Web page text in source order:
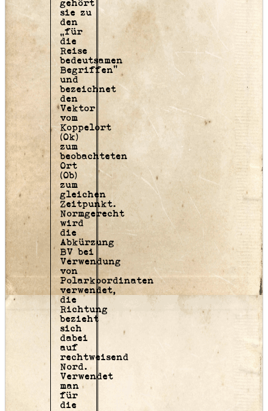
gehört
sie zu
den
„für
die
Reise
bedeutsamen
Begriffen“
und
bezeichnet
den
Vektor
vom
Koppelort
(Ok)
zum
beobachteten
Ort
(Ob)
zum
gleichen
Zeitpunkt.
Normgerecht
wird
die
Abkürzung
BV bei
Verwendung
von
Polarkoordinaten
verwendet,
die
Richtung
bezieht
sich
dabei
auf
rechtweisend
Nord.
Verwendet
man
für
die